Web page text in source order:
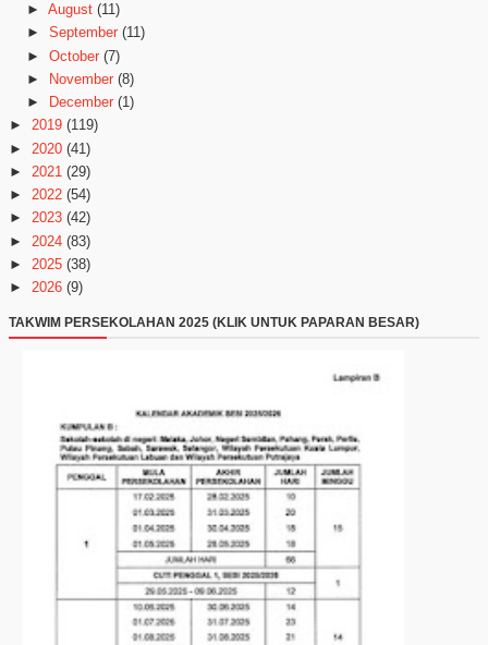
► August (11)
► September (11)
► October (7)
►
November (8)
►
December (1)
► 2019 (119)
► 2020 (41)
► 2021 (29)
► 2022 (54)
► 2023 (42)
► 2024 (83)
► 2025 (38)
► 2026 (9)
TAKWIM PERSEKOLAHAN 2025 (KLIK UNTUK PAPARAN BESAR)